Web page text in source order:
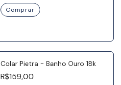
Colar Pietra - Banho Ouro 18k
R$159,00